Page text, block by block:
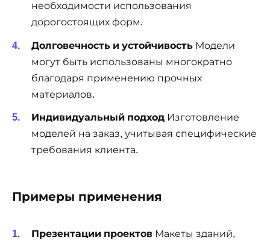
необходимости использования
дорогостоящих форм.
Долговечность и устойчивость Модели
могут быть использованы многократно
благодаря применению прочных
материалов.
Индивидуальный подход Изготовление
моделей на заказ, учитывая специфические
требования клиента.
Примеры применения
Презентации проектов Макеты зданий,